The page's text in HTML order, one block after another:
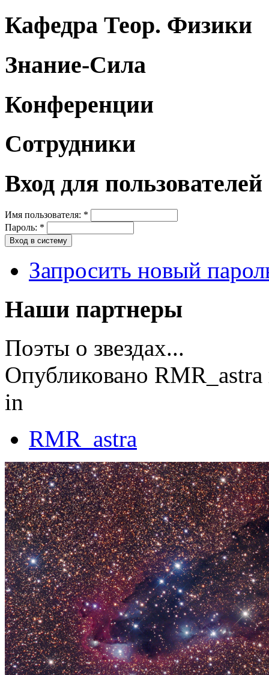
Кафедра Теор. Физики
Знание-Сила
Конференции
Сотрудники
Вход для пользователей
Имя пользователя: *
Пароль: *
Запросить новый
Наши партнеры
Поэты о звездах...
Опубликовано
in
RMR_astra